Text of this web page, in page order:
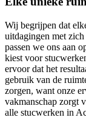
Wij begrijpen dat
uitdagingen met
passen we ons aan
kiest voor
ervoor dat het
gebruik van de
zorgen, want onze
vakmanschap zorgt
alle stucwerken in